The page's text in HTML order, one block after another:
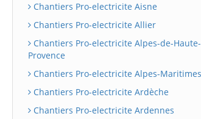
Chantiers Pro-electricite Aisne
Chantiers Pro-electricite Allier
Chantiers Pro-electricite Alpes-de-Haute-
Provence
Chantiers Pro-electricite Alpes-Maritimes
Chantiers Pro-electricite Ardèche
Chantiers Pro-electricite Ardennes